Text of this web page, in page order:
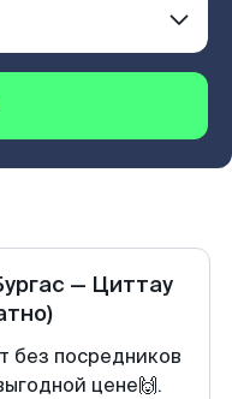
— Циттау
без посредников
цене🙌.